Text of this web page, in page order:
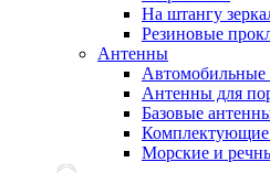
На штангу
Резиновые
Антенны
Автомобильные
Антенны для
Базовые
Комплектующие
Морские и